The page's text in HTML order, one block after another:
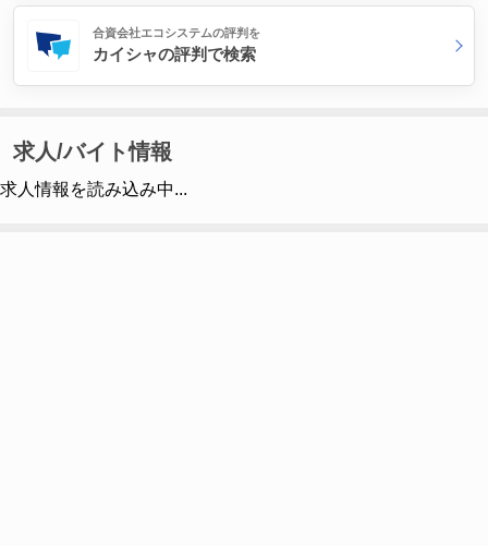
合資会社エコシステムの評判を
カイシャの評判で検索
求人/バイト情報
求人情報を読み込み中...